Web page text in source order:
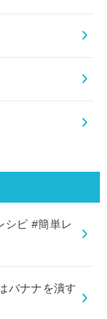
シピ #簡単レ
バナナを潰す